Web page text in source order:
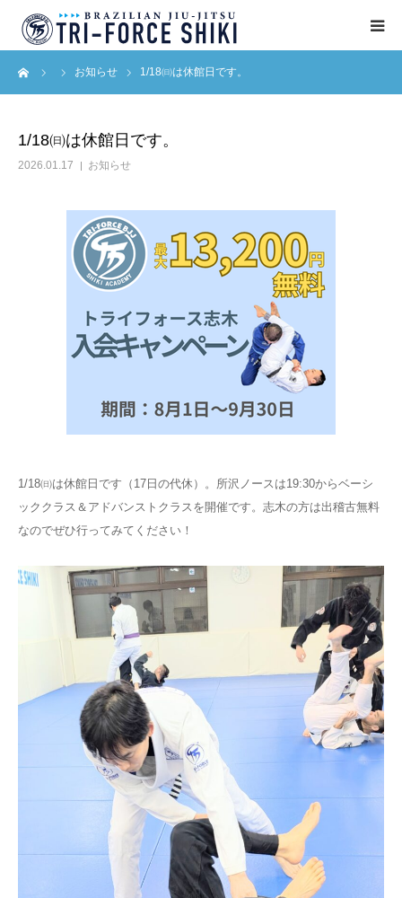
お知らせ 1/18㈰は休館日です。
1/18㈰は休館日です。
2026.01.17 お知らせ
1/18㈰は休館日です（17日の代休）。所沢ノースは19:30からベーシ
ッククラス＆アドバンストクラスを開催です。志木の方は出稽古無料
なのでぜひ行ってみてください！
ABOUT
BLOG
アクセス
English